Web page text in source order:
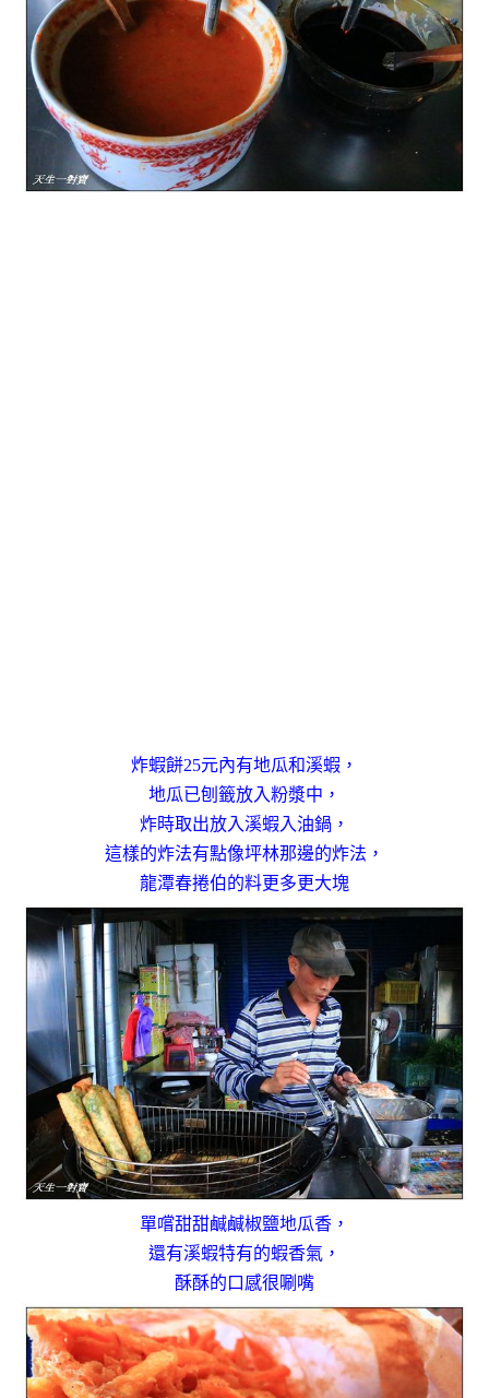
炸蝦餅25元內有地瓜和溪蝦，
地瓜已刨籤放入粉漿中，
炸時取出放入溪蝦入油鍋，
這樣的炸法有點像坪林那邊的炸法，
龍潭春捲伯的料更多更大塊
單嚐甜甜鹹鹹椒鹽地瓜香，
還有溪蝦特有的蝦香氣，
酥酥的口感很唰嘴